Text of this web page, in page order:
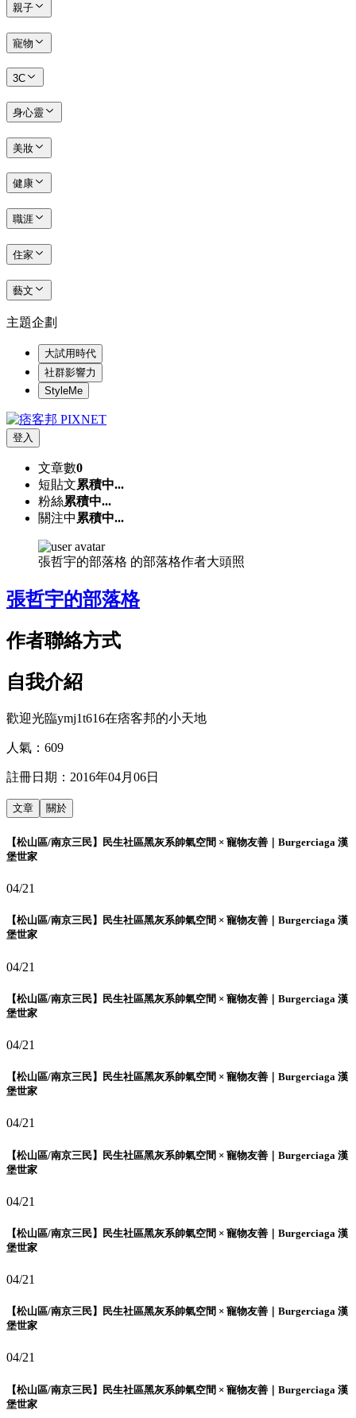
親子
寵物
3C
身心靈
美妝
健康
職涯
住家
藝文
主題企劃
大試用時代
社群影響力
StyleMe
登入
文章數0
短貼文累積中...
粉絲累積中...
關注中 累積中...
張哲宇的部落格 的部落格作者大頭照
張哲宇的部落格
作者聯絡方式
自我介紹
歡迎光臨ymj1t616在痞客邦的小天地
人氣： 609
註冊日期： 2016年04月06日
文章 關於
【松山區/南京三民】民生社區黑灰系帥氣空間 × 寵物友善｜Burgerciaga 漢
堡世家
04/21
【松山區/南京三民】民生社區黑灰系帥氣空間 × 寵物友善｜Burgerciaga 漢
堡世家
04/21
【松山區/南京三民】民生社區黑灰系帥氣空間 × 寵物友善｜Burgerciaga 漢
堡世家
04/21
【松山區/南京三民】民生社區黑灰系帥氣空間 × 寵物友善｜Burgerciaga 漢
堡世家
04/21
【松山區/南京三民】民生社區黑灰系帥氣空間 × 寵物友善｜Burgerciaga 漢
堡世家
04/21
【松山區/南京三民】民生社區黑灰系帥氣空間 × 寵物友善｜Burgerciaga 漢
堡世家
04/21
【松山區/南京三民】民生社區黑灰系帥氣空間 × 寵物友善｜Burgerciaga 漢
堡世家
04/21
【松山區/南京三民】民生社區黑灰系帥氣空間 × 寵物友善｜Burgerciaga 漢
堡世家